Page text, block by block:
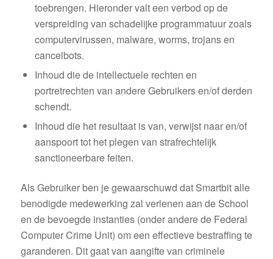
toebrengen. Hieronder valt een verbod op de
verspreiding van schadelijke programmatuur zoals
computervirussen, malware, worms, trojans en
cancelbots.
Inhoud die de intellectuele rechten en
portretrechten van andere Gebruikers en/of derden
schendt.
Inhoud die het resultaat is van, verwijst naar en/of
aanspoort tot het plegen van strafrechtelijk
sanctioneerbare feiten.
Als Gebruiker ben je gewaarschuwd dat Smartbit alle
benodigde medewerking zal verlenen aan de School
en de bevoegde instanties (onder andere de Federal
Computer Crime Unit) om een effectieve bestraffing te
garanderen. Dit gaat van aangifte van criminele